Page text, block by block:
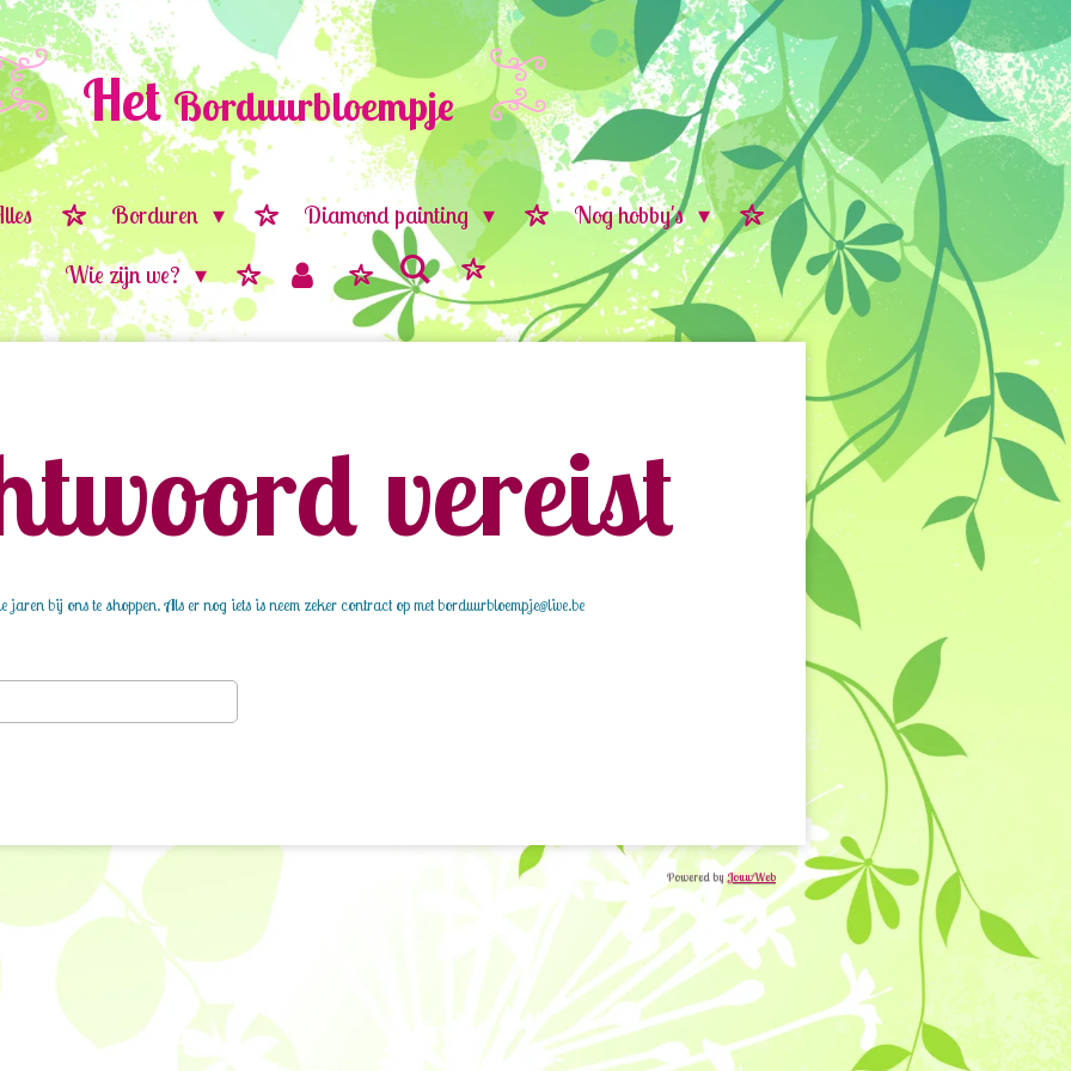
HetBorduurbloempje
Borduren Diamond painting
Nog hobby's
Wie zijn we?
vereist
bij ons te shoppen. Als er nog iets is neem zeker contract op met borduurbloempje@live.be
Powered byJouwWeb